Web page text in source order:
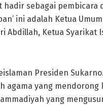
hadir sebagai pembicara
ini adalah Ketua Umum
Abdillah, Ketua Syarikat
Presiden
agama yang mendorong
yang